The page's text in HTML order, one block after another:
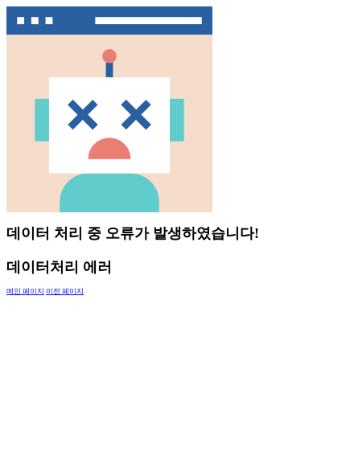
데이터 처리 중 오류가 발생하였습니다!
데이터처리 에러
메인 페이지 이전 페이지